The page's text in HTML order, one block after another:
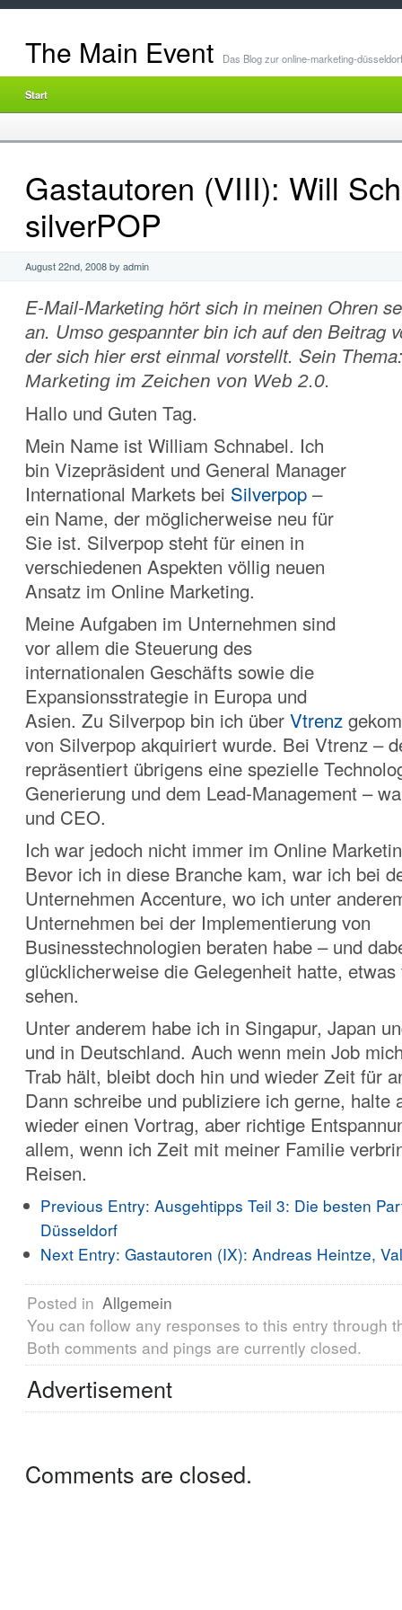
The Main Event Das Blog zur online-marketing-düsseldorf
Start
Gastautoren (VIII): Will
silverPOP
August 22nd, 2008 by admin
E-Mail-Marketing hört sich in meinen Ohren
an. Umso gespannter bin ich auf den Beitrag
der sich hier erst einmal vorstellt. Sein
Marketing im Zeichen von Web 2.0.
Hallo und Guten Tag.
Mein Name ist William Schnabel. Ich
bin Vizepräsident und General Manager
International Markets bei Silverpop –
ein Name, der möglicherweise neu für
Sie ist. Silverpop steht für einen in
verschiedenen Aspekten völlig neuen
Ansatz im Online Marketing.
Meine Aufgaben im Unternehmen sind
vor allem die Steuerung des
internationalen Geschäfts sowie die
Expansionsstrategie in Europa und
Asien. Zu Silverpop bin ich über Vtrenz
von Silverpop akquiriert wurde. Bei Vtrenz –
repräsentiert übrigens eine spezielle
Generierung und dem Lead-Management –
und CEO.
Ich war jedoch nicht immer im Online
Bevor ich in diese Branche kam, war ich bei
Unternehmen Accenture, wo ich unter
Unternehmen bei der Implementierung von
Businesstechnologien beraten habe – und
glücklicherweise die Gelegenheit hatte,
sehen.
Unter anderem habe ich in Singapur, Japan
und in Deutschland. Auch wenn mein Job
Trab hält, bleibt doch hin und wieder Zeit für
Dann schreibe und publiziere ich gerne, halte
wieder einen Vortrag, aber richtige
allem, wenn ich Zeit mit meiner Familie
Reisen.
Previous Entry: Ausgehtipps Teil 3: Die besten
Düsseldorf
Next Entry: Gastautoren (IX): Andreas Heintze,
Posted in Allgemein
You can follow any responses to this entry through
Both comments and pings are currently closed.
Advertisement
Comments are closed.